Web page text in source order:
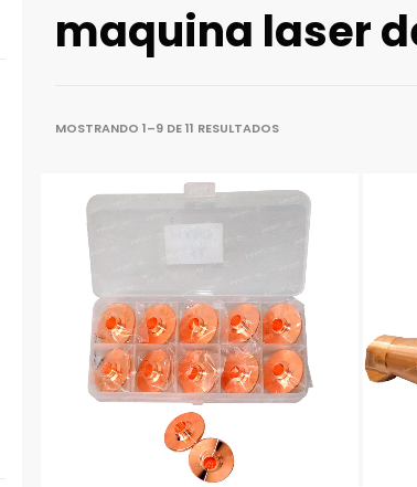
maquina laser
MOSTRANDO 1–9 DE 11 RESULTADOS